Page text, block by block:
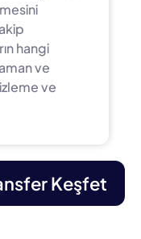
hangi
ve
ve
Keşfet